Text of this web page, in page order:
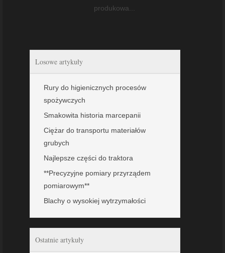
produkowa...
Losowe artykuły
Rury do higienicznych procesów
spożywczych
Smakowita historia marcepanii
Ciężar do transportu materiałów
grubych
Najlepsze części do traktora
**Precyzyjne pomiary przyrządem
pomiarowym**
Blachy o wysokiej wytrzymałości
Ostatnie artykuły